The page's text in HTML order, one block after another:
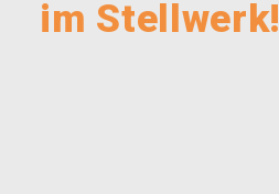
im Stellwerk!